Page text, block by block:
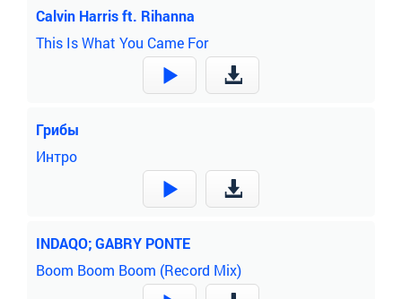
Calvin Harris ft. Rihanna
This Is What You Came For
Грибы
Интро
INDAQO; GABRY PONTE
Boom Boom Boom (Record Mix)